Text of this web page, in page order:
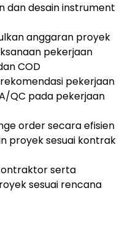
dan desain instrument
anggaran proyek
pekerjaan
COD
pekerjaan
QC pada pekerjaan
order secara efisien
proyek sesuai kontrak
serta
sesuai rencana